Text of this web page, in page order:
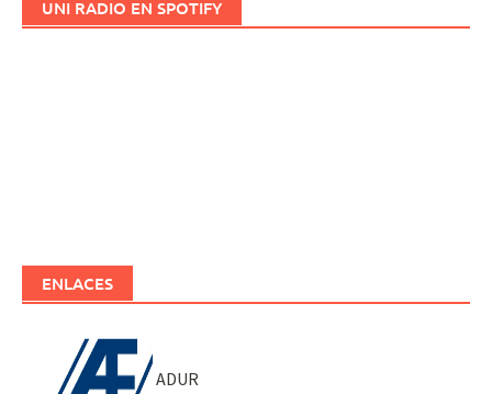
UNI RADIO EN SPOTIFY
ENLACES
ADUR